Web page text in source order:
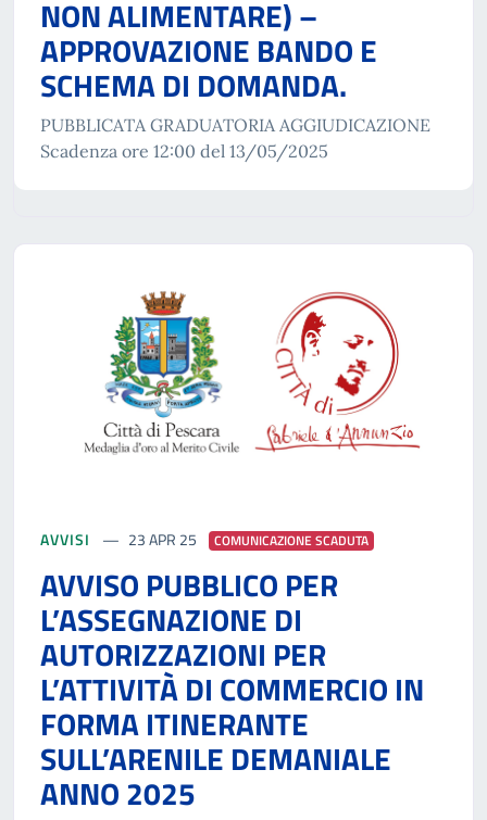
NON ALIMENTARE) –
APPROVAZIONE BANDO E
SCHEMA DI DOMANDA.
PUBBLICATA GRADUATORIA AGGIUDICAZIONE
Scadenza ore 12:00 del 13/05/2025
AVVISI 23 APR 25 COMUNICAZIONE SCADUTA
AVVISO PUBBLICO PER
L’ASSEGNAZIONE DI
AUTORIZZAZIONI PER
L’ATTIVITÀ DI COMMERCIO IN
FORMA ITINERANTE
SULL’ARENILE DEMANIALE
ANNO 2025